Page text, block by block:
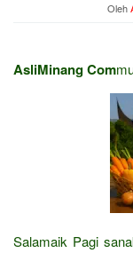
Oleh
AsliMinang Com
Salamaik Pagi